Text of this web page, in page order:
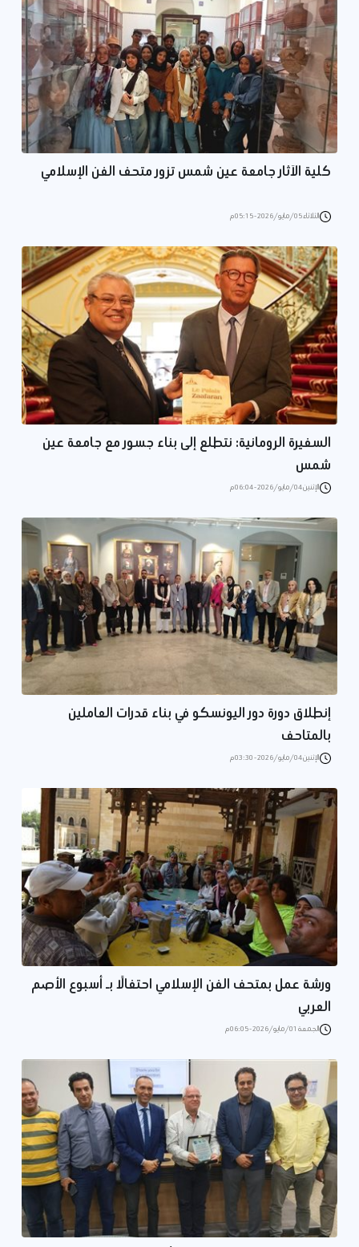
كلية الآثار جامعة عين شمس تزور متحف الفن الإسلامي
الثلاثاء 05/مايو/2026 - 05:15 م
السفيرة الرومانية: نتطلع إلى بناء جسور مع جامعة عين
شمس
الإثنين 04/مايو/2026 - 06:04 م
إنطلاق دورة دور اليونسكو في بناء قدرات العاملين
بالمتاحف
الإثنين 04/مايو/2026 - 03:30 م
ورشة عمل بمتحف الفن الإسلامي احتفالًا بـ أسبوع الأصم
العربي
الجمعة 01/مايو/2026 - 06:05 م